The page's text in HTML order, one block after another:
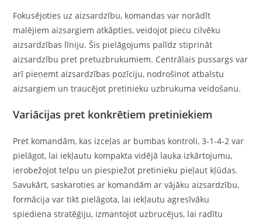
Fokusējoties uz aizsardzību, komandas var norādīt
malējiem aizsargiem atkāpties, veidojot piecu cilvēku
aizsardzības līniju. Šis pielāgojums palīdz stiprināt
aizsardzību pret pretuzbrukumiem. Centrālais pussargs var
arī pieņemt aizsardzības pozīciju, nodrošinot atbalstu
aizsargiem un traucējot pretinieku uzbrukuma veidošanu.
Variācijas pret konkrētiem pretiniekiem
Pret komandām, kas izceļas ar bumbas kontroli, 3-1-4-2 var
pielāgot, lai iekļautu kompakta vidējā lauka izkārtojumu,
ierobežojot telpu un piespiežot pretinieku pieļaut kļūdas.
Savukārt, saskaroties ar komandām ar vājāku aizsardzību,
formācija var tikt pielāgota, lai iekļautu agresīvāku
spiediena stratēģiju, izmantojot uzbrucējus, lai radītu